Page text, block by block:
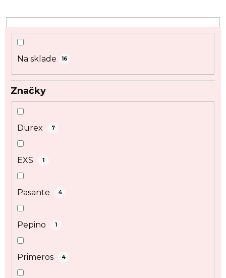
r
o
k
o
Na sklade 16
Značky
Durex 7
EXS 1
Pasante 4
Pepino 1
Primeros 4